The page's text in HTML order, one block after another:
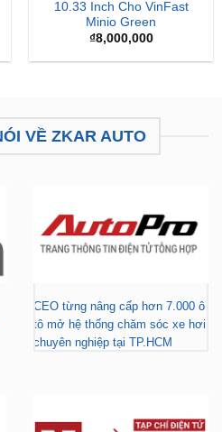
CEO từng nâng cấp hơn 7.000 ô